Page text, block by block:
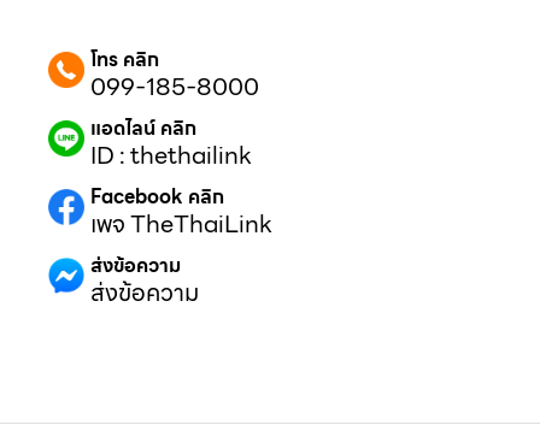
โทร คลิก
099-185-8000
แอดไลน์ คลิก
ID : thethailink
Facebook คลิก
เพจ TheThaiLink
ส่งข้อความ
ส่งข้อความ